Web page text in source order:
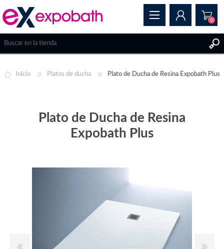
INICIAR SESIÓN
0
Inicio Platos de ducha Plato de Ducha de Resina Expobath Plus
Plato de Ducha de Resina
Expobath Plus